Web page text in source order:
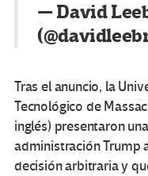
— David
Tras el anuncio, la
Tecnológico de
inglés) presentaron
administración Trump
decisión arbitraria y